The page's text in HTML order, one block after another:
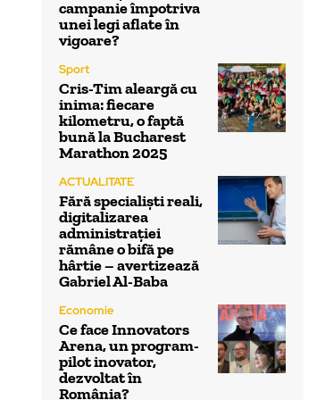
campanie împotriva
unei legi aflate în
vigoare?
Sport
Cris-Tim aleargă cu
inima: fiecare
kilometru, o faptă
bună la Bucharest
Marathon 2025
ACTUALITATE
Fără specialiști reali,
digitalizarea
administrației
rămâne o bifă pe
hârtie – avertizează
Gabriel Al-Baba
Economie
Ce face Innovators
Arena, un program-
pilot inovator,
dezvoltat în
România?